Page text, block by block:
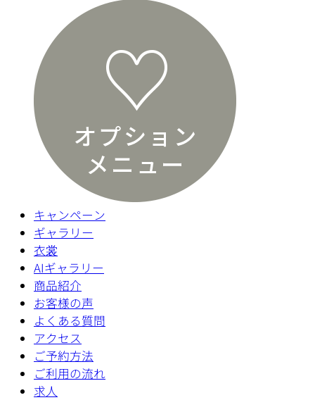
キャンペーン
ギャラリー
衣裳
AIギャラリー
商品紹介
お客様の声
よくある質問
アクセス
ご予約方法
ご利用の流れ
求人